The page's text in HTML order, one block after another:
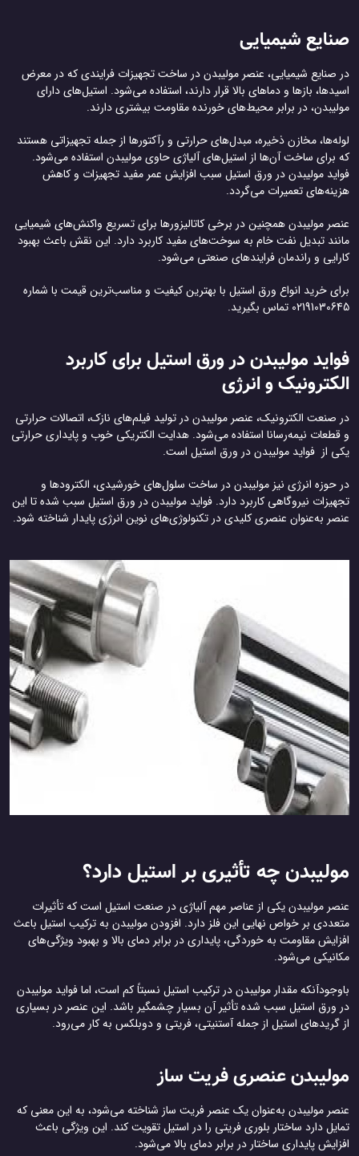
صنایع شیمیایی
در صنایع شیمیایی، عنصر مولیبدن در ساخت تجهیزات فرایندی که در معرض
اسیدها، بازها و دماهای بالا قرار دارند، استفاده می‌شود. استیل‌های دارای
مولیبدن، در برابر محیط‌های خورنده مقاومت بیشتری دارند.
لوله‌ها، مخازن ذخیره، مبدل‌های حرارتی و رآکتورها از جمله تجهیزاتی هستند
که برای ساخت آن‌ها از استیل‌های آلیاژی حاوی مولیبدن استفاده می‌شود.
فواید مولیبدن در ورق استیل سبب افزایش عمر مفید تجهیزات و کاهش
هزینه‌های تعمیرات می‌گردد.
عنصر مولیبدن همچنین در برخی کاتالیزورها برای تسریع واکنش‌های شیمیایی
مانند تبدیل نفت خام به سوخت‌های مفید کاربرد دارد. این نقش باعث بهبود
کارایی و راندمان فرایندهای صنعتی می‌شود.
برای خرید انواع ورق استیل با بهترین کیفیت و مناسب‌ترین قیمت با شماره
02191030645 تماس بگیرید.
فواید مولیبدن در ورق استیل برای کاربرد
الکترونیک و انرژی
در صنعت الکترونیک، عنصر مولیبدن در تولید فیلم‌های نازک، اتصالات حرارتی
و قطعات نیمه‌رسانا استفاده می‌شود. هدایت الکتریکی خوب و پایداری حرارتی
یکی از فواید مولیبدن در ورق استیل است.
در حوزه انرژی نیز مولیبدن در ساخت سلول‌های خورشیدی، الکترودها و
تجهیزات نیروگاهی کاربرد دارد. فواید مولیبدن در ورق استیل سبب شده تا این
عنصر به‌عنوان عنصری کلیدی در تکنولوژی‌های نوین انرژی پایدار شناخته شود.
مولیبدن چه تأثیری بر استیل دارد؟
عنصر مولیبدن یکی از عناصر مهم آلیاژی در صنعت استیل است که تأثیرات
متعددی بر خواص نهایی این فلز دارد. افزودن مولیبدن به ترکیب استیل باعث
افزایش مقاومت به خوردگی، پایداری در برابر دمای بالا و بهبود ویژگی‌های
مکانیکی می‌شود.
باوجودآنکه مقدار مولیبدن در ترکیب استیل نسبتاً کم است، اما فواید مولیبدن
در ورق استیل سبب شده تأثیر آن بسیار چشمگیر باشد. این عنصر در بسیاری
از گریدهای استیل از جمله آستنیتی، فریتی و دوبلکس به کار می‌رود.
مولیبدن عنصری فریت ساز
عنصر مولیبدن به‌عنوان یک عنصر فریت ساز شناخته می‌شود، به این معنی که
تمایل دارد ساختار بلوری فریتی را در استیل تقویت کند. این ویژگی باعث
افزایش پایداری ساختار در برابر دمای بالا می‌شود.